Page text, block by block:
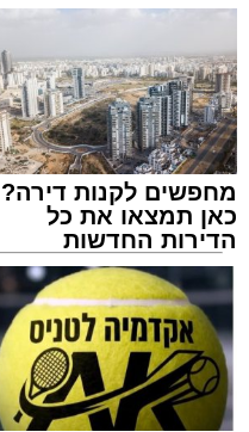
תגים:אשדוד, מעגלים,
זה היה ארוע יוצא
במשך שעות ארוכות של
מתושבי אשדוד
מחפשים לקנות דירה?
כאן תמצאו את כל
הדירות החדשות
למכירה באשדוד >>>